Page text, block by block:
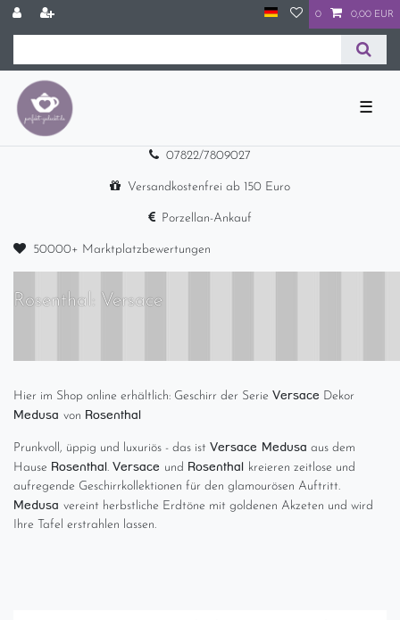
0 0,00 EUR
☰
07822/7809027
Versandkostenfrei ab 150 Euro
Porzellan-Ankauf
50000+ Marktplatzbewertungen
Rosenthal: Versace
Hier im Shop online erhältlich: Geschirr der Serie Versace Dekor
Medusa von Rosenthal
Prunkvoll, üppig und luxuriös - das ist Versace Medusa aus dem
Hause Rosenthal. Versace und Rosenthal kreieren zeitlose und
aufregende Geschirrkollektionen für den glamourösen Auftritt.
Medusa vereint herbstliche Erdtöne mit goldenen Akzeten und wird
Ihre Tafel erstrahlen lassen.